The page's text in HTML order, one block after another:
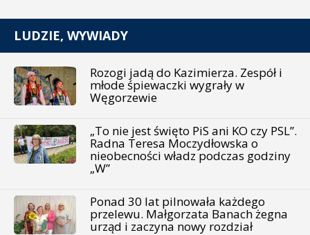
LUDZIE, WYWIADY
Rozogi jadą do Kazimierza. Zespół i
młode śpiewaczki wygrały w
Węgorzewie
„To nie jest święto PiS ani KO czy PSL”.
Radna Teresa Moczydłowska o
nieobecności władz podczas godziny
„W”
Ponad 30 lat pilnowała każdego
przelewu. Małgorzata Banach żegna
urząd i zaczyna nowy rozdział